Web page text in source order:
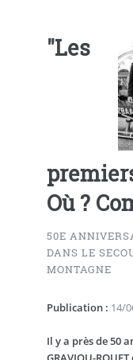
"Les
Où ?
50E
DANS LE
MONTAGNE
Publication : 14/
Il y a près de 50